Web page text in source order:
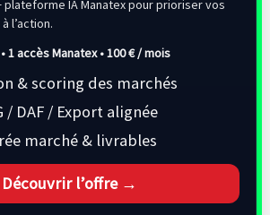
plateforme IA Manatex pour prioriser vos
l’action.
1 accès Manatex •100 € / mois
& scoring des marchés
/ DAF / Export alignée
marché & livrables
Découvrir l’offre →